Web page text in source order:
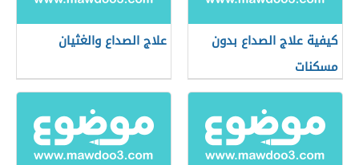
كيفية علاج الصداع بدون
مسكنات
علاج الصداع والغثيان